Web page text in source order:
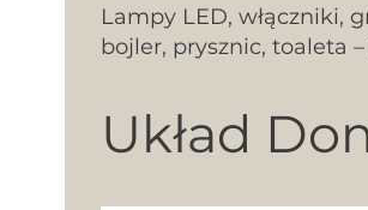
Lampy LED, włączniki,
bojler, prysznic, toaleta
Układ